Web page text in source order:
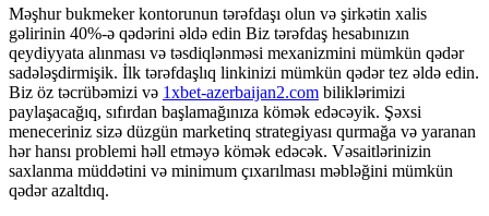
Məşhur bukmeker kontorunun tərəfdaşı olun və şirkətin xalis
gəlirinin 40%-ə qədərini əldə edin Biz tərəfdaş hesabınızın
qeydiyyata alınması və təsdiqlənməsi mexanizmini mümkün qədər
sadələşdirmişik. İlk tərəfdaşlıq linkinizi mümkün qədər tez əldə edin.
Biz öz təcrübəmizi və 1xbet-azerbaijan2.com biliklərimizi
paylaşacağıq, sıfırdan başlamağınıza kömək edəcəyik. Şəxsi
meneceriniz sizə düzgün marketinq strategiyası qurmağa və yaranan
hər hansı problemi həll etməyə kömək edəcək. Vəsaitlərinizin
saxlanma müddətini və minimum çıxarılması məbləğini mümkün
qədər azaltdıq.